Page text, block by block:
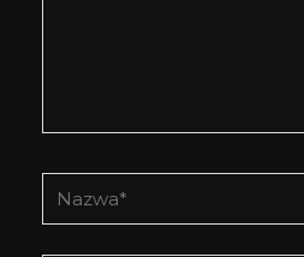
Nazwa*